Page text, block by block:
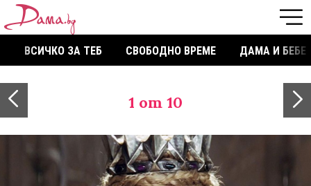
ВСИЧКО ЗА ТЕБ СВОБОДНО ВРЕМЕ ДАМА И БЕБЕ
1 от 10